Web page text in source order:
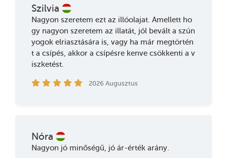
Szilvia
Nagyon szeretem ezt az illóolajat. Amellett ho
gy nagyon szeretem az illatát, jól bevált a szún
yogok elriasztására is, vagy ha már megtörtén
t a csípés, akkor a csípésre kenve csökkenti a v
iszketést.
2026 Augusztus
Nóra
Nagyon jó minőségű, jó ár-érték arány.